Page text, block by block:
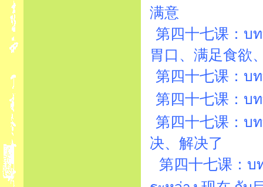
满意
第四十七课：บ
胃口、满足食欲
第四十七课：บ
第四十七课：บ
第四十七课：บ
决、解决了
第四十七课：